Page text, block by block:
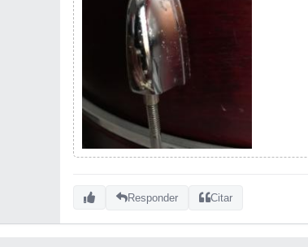
Responder Citar